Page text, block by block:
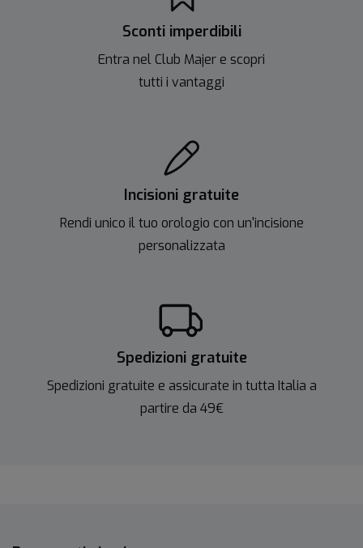
Sconti imperdibili
Entra nel Club Majer e scopri
tutti i vantaggi
Incisioni gratuite
Rendi unico il tuo orologio con un'incisione
personalizzata
Spedizioni gratuite
Spedizioni gratuite e assicurate in tutta Italia a
partire da 49€